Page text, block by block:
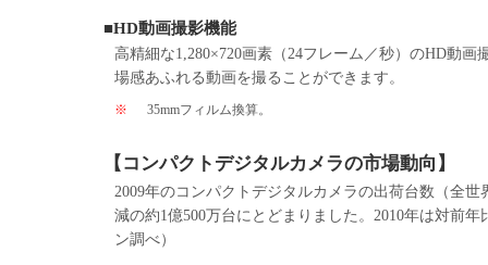
■HD動画撮影機能
高精細な1,280×720画素（24フレーム／秒）のHD動
場感あふれる動画を撮ることができます。
※ 35mmフィルム換算。
【コンパクトデジタルカメラの市場動向】
2009年のコンパクトデジタルカメラの出荷台数（全
減の約1億500万台にとどまりました。2010年は対前
ン調べ）